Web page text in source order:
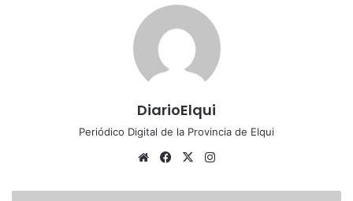
DiarioElqui
Periódico Digital de la Provincia de Elqui
Sitio
Facebook
X